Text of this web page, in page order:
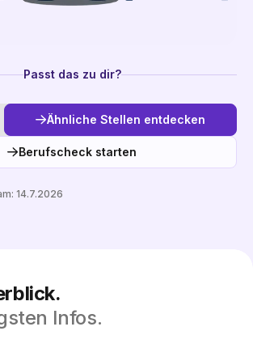
Passt das zu dir?
Ähnliche Stellen entdecken
Berufscheck starten
14.7.2026
Infos.